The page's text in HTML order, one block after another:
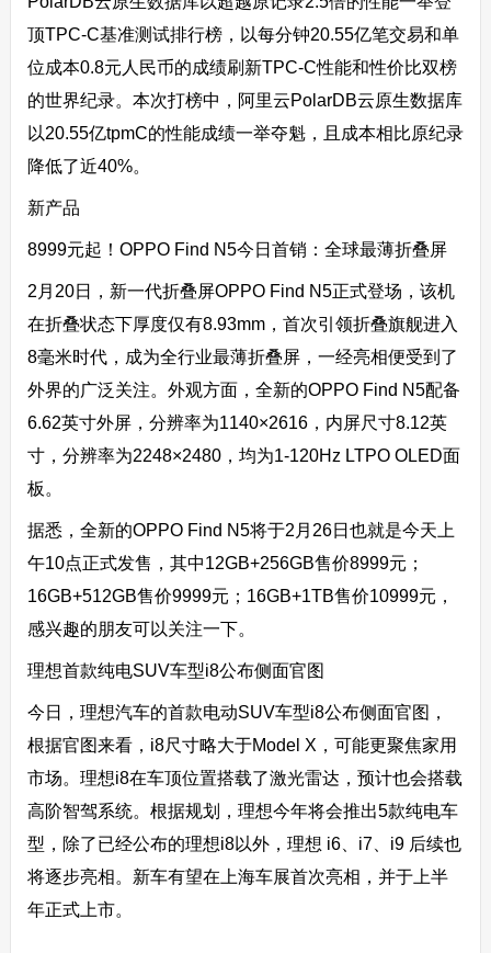
顶TPC-C基准测试排行榜，以每分钟20.55亿笔交易和单
位成本0.8元人民币的成绩刷新TPC-C性能和性价比双榜
的世界纪录。本次打榜中，阿里云PolarDB云原生数据库
以20.55亿tpmC的性能成绩一举夺魁，且成本相比原纪录
降低了近40%。
新产品
8999元起！OPPO Find N5今日首销：全球最薄折叠屏
2月20日，新一代折叠屏OPPO Find N5正式登场，该机
在折叠状态下厚度仅有8.93mm，首次引领折叠旗舰进入
8毫米时代，成为全行业最薄折叠屏，一经亮相便受到了
外界的广泛关注。外观方面，全新的OPPO Find N5配备
6.62英寸外屏，分辨率为1140×2616，内屏尺寸8.12英
寸，分辨率为2248×2480，均为1-120Hz LTPO OLED面
板。
据悉，全新的OPPO Find N5将于2月26日也就是今天上
午10点正式发售，其中12GB+256GB售价8999元；
16GB+512GB售价9999元；16GB+1TB售价10999元，
感兴趣的朋友可以关注一下。
理想首款纯电SUV车型i8公布侧面官图
今日，理想汽车的首款电动SUV车型i8公布侧面官图，
根据官图来看，i8尺寸略大于Model X，可能更聚焦家用
市场。理想i8在车顶位置搭载了激光雷达，预计也会搭载
高阶智驾系统。根据规划，理想今年将会推出5款纯电车
型，除了已经公布的理想i8以外，理想 i6、i7、i9 后续也
将逐步亮相。新车有望在上海车展首次亮相，并于上半
年正式上市。